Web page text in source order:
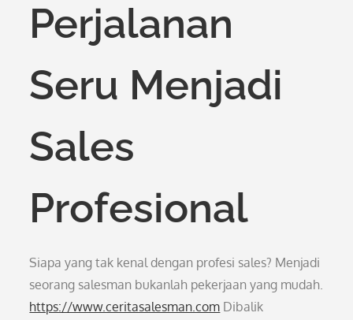
Perjalanan
Seru Menjadi
Sales
Profesional
Siapa yang tak kenal dengan profesi sales? Menjadi
seorang salesman bukanlah pekerjaan yang mudah.
https://www.ceritasalesman.com Dibalik